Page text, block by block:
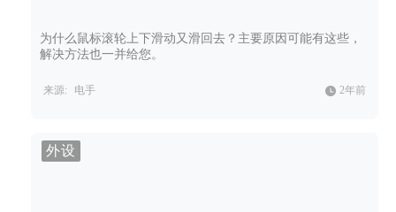
为什么鼠标滚轮上下滑动又滑回去？主要原因可能有这些，
解决方法也一并给您。
来源: 电手 2年前
外设